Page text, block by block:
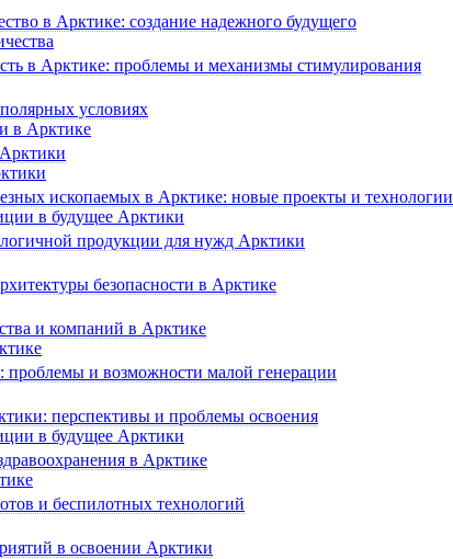
в Арктике: создание надежного будущего
в Арктике: проблемы и механизмы стимулирования
условиях
в Арктике
ископаемых в Арктике: новые проекты и технологии
в будущее Арктики
продукции для нужд Арктики
безопасности в Арктике
и компаний в Арктике
и возможности малой генерации
перспективы и проблемы освоения
в будущее Арктики
в Арктике
и беспилотных технологий
в освоении Арктики